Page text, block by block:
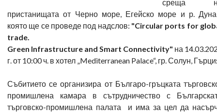
среща
пристанищата от Черно море, Егейско море и р.
която ще се проведе под надслов: "Circular ports for
trade.
Green Infrastructure and Smart Connectivity" на
г. от 10:00 ч. в хотел „Mediterranean Palace“, гр. Солун,
Събитието се организира от Българо-гръцката
промишлена камара в сътрудничество с
търговско-промишлена палата и има за цел да